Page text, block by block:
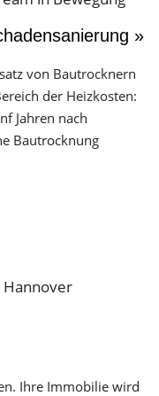
»
von Bautrocknern
der Heizkosten:
Jahren nach
Bautrocknung
Ihre Immobilie wird